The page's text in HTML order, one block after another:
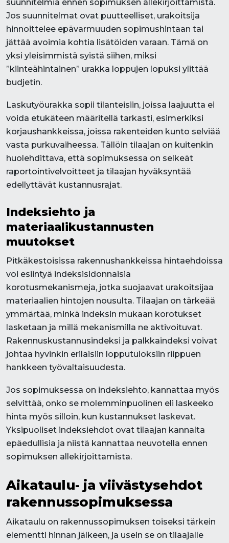
suunnitelmia ennen sopimuksen allekirjoittamista.
Jos suunnitelmat ovat puutteelliset, urakoitsija
hinnoittelee epävarmuuden sopimushintaan tai
jättää avoimia kohtia lisätöiden varaan. Tämä on
yksi yleisimmistä syistä siihen, miksi
”kiinteähintainen” urakka loppujen lopuksi ylittää
budjetin.
Laskutyöurakka sopii tilanteisiin, joissa laajuutta ei
voida etukäteen määritellä tarkasti, esimerkiksi
korjaushankkeissa, joissa rakenteiden kunto selviää
vasta purkuvaiheessa. Tällöin tilaajan on kuitenkin
huolehdittava, että sopimuksessa on selkeät
raportointivelvoitteet ja tilaajan hyväksyntää
edellyttävät kustannusrajat.
Indeksiehto ja
materiaalikustannusten
muutokset
Pitkäkestoisissa rakennushankkeissa hintaehdoissa
voi esiintyä indeksisidonnaisia
korotusmekanismeja, jotka suojaavat urakoitsijaa
materiaalien hintojen nousulta. Tilaajan on tärkeää
ymmärtää, minkä indeksin mukaan korotukset
lasketaan ja millä mekanismilla ne aktivoituvat.
Rakennuskustannusindeksi ja palkkaindeksi voivat
johtaa hyvinkin erilaisiin lopputuloksiin riippuen
hankkeen työvaltaisuudesta.
Jos sopimuksessa on indeksiehto, kannattaa myös
selvittää, onko se molemminpuolinen eli laskeeko
hinta myös silloin, kun kustannukset laskevat.
Yksipuoliset indeksiehdot ovat tilaajan kannalta
epäedullisia ja niistä kannattaa neuvotella ennen
sopimuksen allekirjoittamista.
Aikataulu- ja viivästysehdot
rakennussopimuksessa
Aikataulu on rakennussopimuksen toiseksi tärkein
elementti hinnan jälkeen, ja usein se on tilaajalle